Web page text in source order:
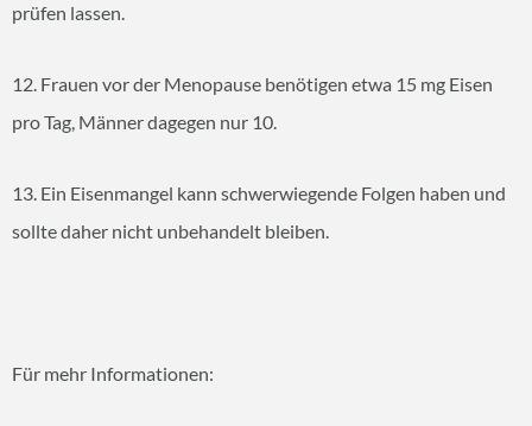
prüfen lassen.
12. Frauen vor der Menopause benötigen etwa 15 mg Eisen
pro Tag, Männer dagegen nur 10.
13. Ein Eisenmangel kann schwerwiegende Folgen haben und
sollte daher nicht unbehandelt bleiben.
Für mehr Informationen: